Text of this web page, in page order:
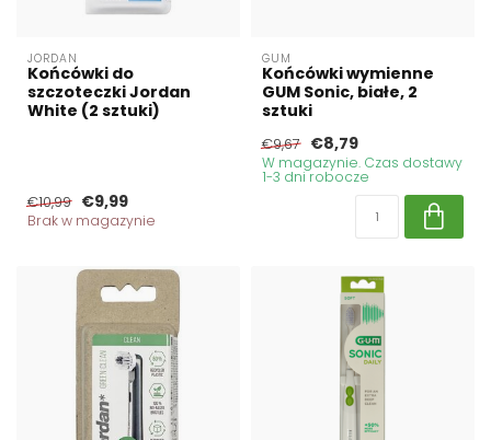
JORDAN
Końcówki do
szczoteczki Jordan
White (2 sztuki)
€10,99 €9,99
Brak w magazynie
GUM
Końcówki wymienne
GUM Sonic, białe, 2
sztuki
€9,67 €8,79
W magazynie. Czas dostawy
1-3 dni robocze